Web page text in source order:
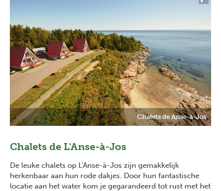
Chalets de Anse-à-Jos
Chalets de L'Anse-à-Jos
De leuke chalets op L'Anse-à-Jos zijn gemakkelijk
herkenbaar aan hun rode dakjes. Door hun fantastische
locatie aan het water kom je gegarandeerd tot rust met het